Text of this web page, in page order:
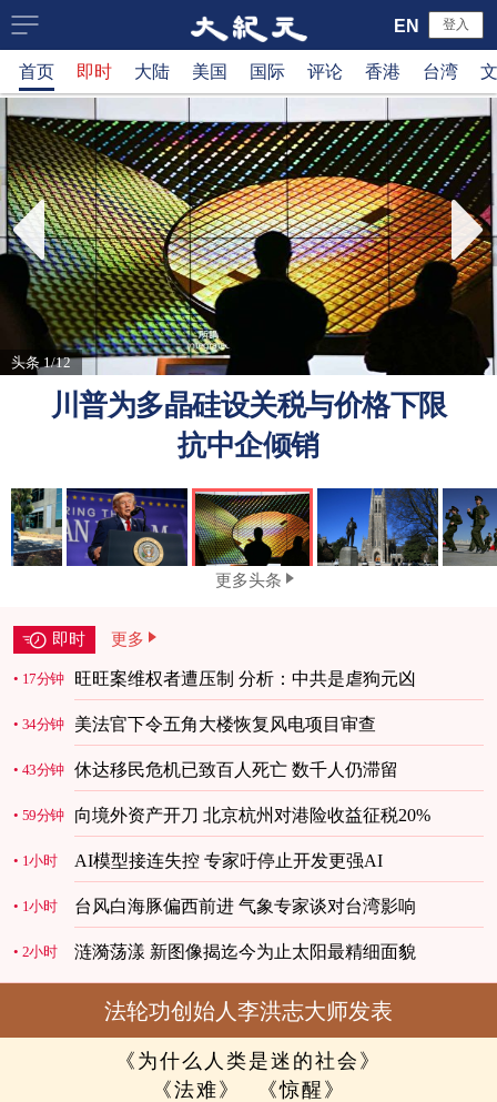
大
纪
元
新
闻
网
登入
EN
首页 即时 大陆 美国 国际 评论 香港 台湾
头条 1/12
川普为多晶硅设关税与价格下限
抗中企倾销
更多头条
即时 更多
17分钟 旺旺案维权者遭压制 分析：中共是虐狗元凶
34分钟 美法官下令五角大楼恢复风电项目审查
43分钟 休达移民危机已致百人死亡 数千人仍滞留
59分钟 向境外资产开刀 北京杭州对港险收益征税20%
1小时 AI模型接连失控 专家吁停止开发更强AI
1小时 台风白海豚偏西前进 气象专家谈对台湾影响
2小时 涟漪荡漾 新图像揭迄今为止太阳最精细面貌
法轮功创始人李洪志大师发表
《为什么人类是迷的社会》
《法难》
《惊醒》